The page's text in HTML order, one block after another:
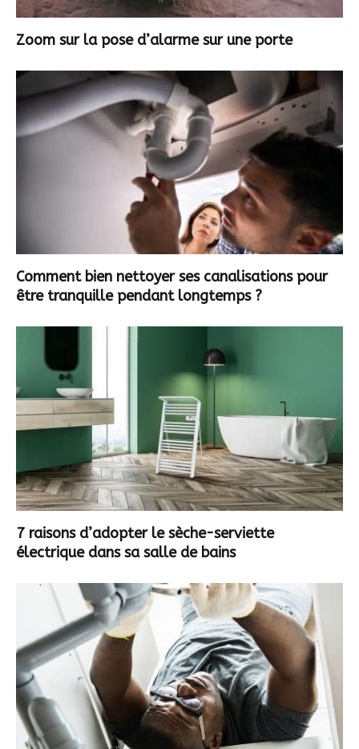
Zoom sur la pose d’alarme sur une porte
Comment bien nettoyer ses canalisations pour
être tranquille pendant longtemps ?
7 raisons d’adopter le sèche-serviette
électrique dans sa salle de bains